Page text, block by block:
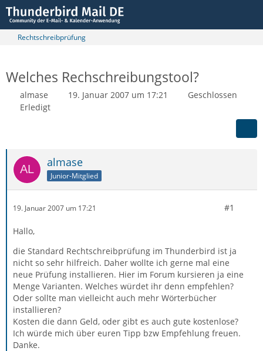
Rechtschreibprüfung
Welches Rechschreibungstool?
almase 19. Januar 2007 um 17:21
Geschlossen
Erledigt
almase
Junior-Mitglied
19. Januar 2007 um 17:21 #1
Hallo,
die Standard Rechtschreibprüfung im Thunderbird ist ja
nicht so sehr hilfreich. Daher wollte ich gerne mal eine
neue Prüfung installieren. Hier im Forum kursieren ja eine
Menge Varianten. Welches würdet ihr denn empfehlen?
Oder sollte man vielleicht auch mehr Wörterbücher
installieren?
Kosten die dann Geld, oder gibt es auch gute kostenlose?
Ich würde mich über euren Tipp bzw Empfehlung freuen.
Danke.